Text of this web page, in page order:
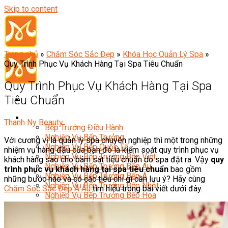
Skip to content
Đầu Bếp
Bếp Trưởng Điều Hành
Nghiệp Vụ Bếp Trưởng
Nghiệp Vụ Bếp Quốc Tế
Nghiệp Vụ Bếp Trưởng Bếp Việt
Nghiệp Vụ Bếp Trưởng Bếp Âu
Nghiệp Vụ Bếp Trưởng Bếp Á
Nghiệp Vụ Bếp Trưởng Bếp Nhật
Nghiệp Vụ Bếp Trưởng Bếp Hoa
Nghiệp Vụ Bếp Hàn
Nghiệp Vụ Bếp Thái
Nghiệp Vụ Bếp Chay
Trang chủ » Chăm Sóc Sắc Đẹp » Khóa Học Quản Lý Spa »
Quy Trình Phục Vụ Khách Hàng Tại Spa Tiêu Chuẩn
Quy Trình Phục Vụ Khách Hàng Tại Spa
Tiêu Chuẩn
Thanh Ny Beauty
Với cương vị là quản lý spa chuyên nghiệp thì một trong những
nhiệm vụ hàng đầu của bạn đó là kiểm soát quy trình phục vụ
khách hàng sao cho bám sát tiêu chuẩn do spa đặt ra. Vậy quy
trình phục vụ khách hàng tại spa tiêu chuẩn bao gồm
những bước nào và có các tiêu chí gì cần lưu ý? Hãy cùng
Chăm Sóc Sắc Đẹp Á Âutìm hiểu trong bài viết dưới đây.